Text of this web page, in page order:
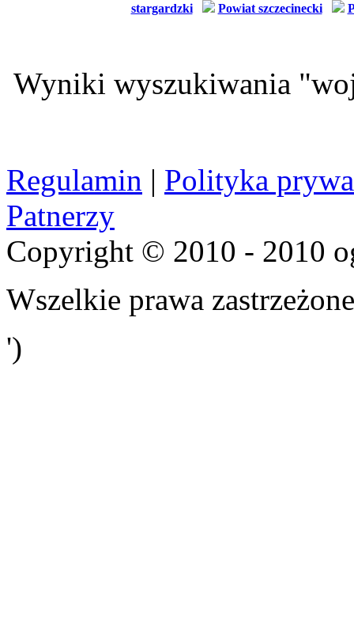
stargardzki
Powiat szczecinecki
Wyniki wyszukiwania
Regulamin | Polityka
Patnerzy
Copyright © 2010 - 2010
Wszelkie prawa
')